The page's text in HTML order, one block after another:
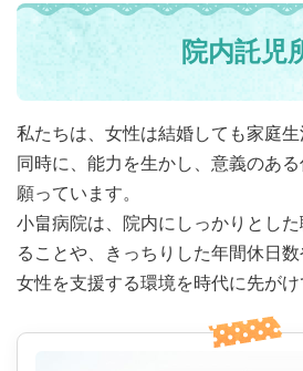
院内託児
私たちは、女性は結婚しても家庭生
同時に、能力を生かし、意義のあ
願っています。
小畠病院は、院内にしっかりとし
ることや、きっちりした年間休日
女性を支援する環境を時代に先がけ